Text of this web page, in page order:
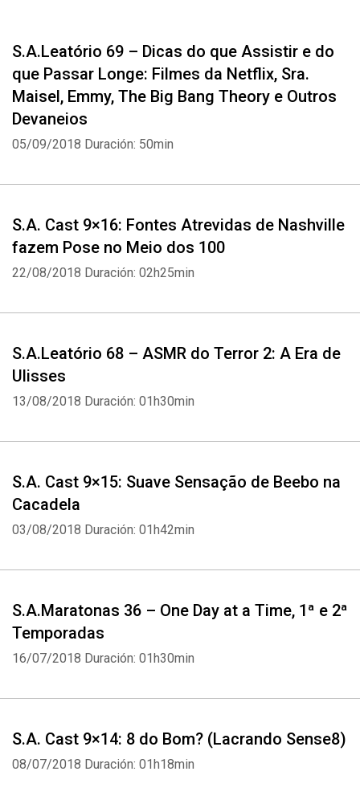
S.A.Leatório 69 – Dicas do que Assistir e do
que Passar Longe: Filmes da Netflix, Sra.
Maisel, Emmy, The Big Bang Theory e Outros
Devaneios
05/09/2018 Duración: 50min
S.A. Cast 9×16: Fontes Atrevidas de Nashville
fazem Pose no Meio dos 100
22/08/2018 Duración: 02h25min
S.A.Leatório 68 – ASMR do Terror 2: A Era de
Ulisses
13/08/2018 Duración: 01h30min
S.A. Cast 9×15: Suave Sensação de Beebo na
Cacadela
03/08/2018 Duración: 01h42min
S.A.Maratonas 36 – One Day at a Time, 1ª e 2ª
Temporadas
16/07/2018 Duración: 01h30min
S.A. Cast 9×14: 8 do Bom? (Lacrando Sense8)
08/07/2018 Duración: 01h18min